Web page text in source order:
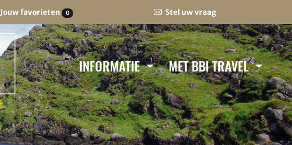
Jouw favorieten 0 Stel uw vraag
INFORMATIE MET BBI TRAVEL